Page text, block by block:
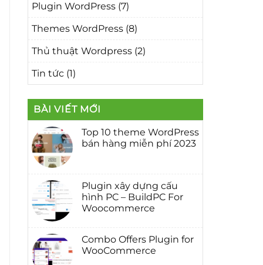
Plugin WordPress (7)
Themes WordPress (8)
Thủ thuật Wordpress (2)
Tin tức (1)
BÀI VIẾT MỚI
Top 10 theme WordPress
bán hàng miễn phí 2023
ở
Top
10
theme
miễn
phí
2023
Plugin xây dựng cấu
hình PC – BuildPC For
Woocommerce
bình
luận
ở
Combo Offers Plugin for
WooCommerce